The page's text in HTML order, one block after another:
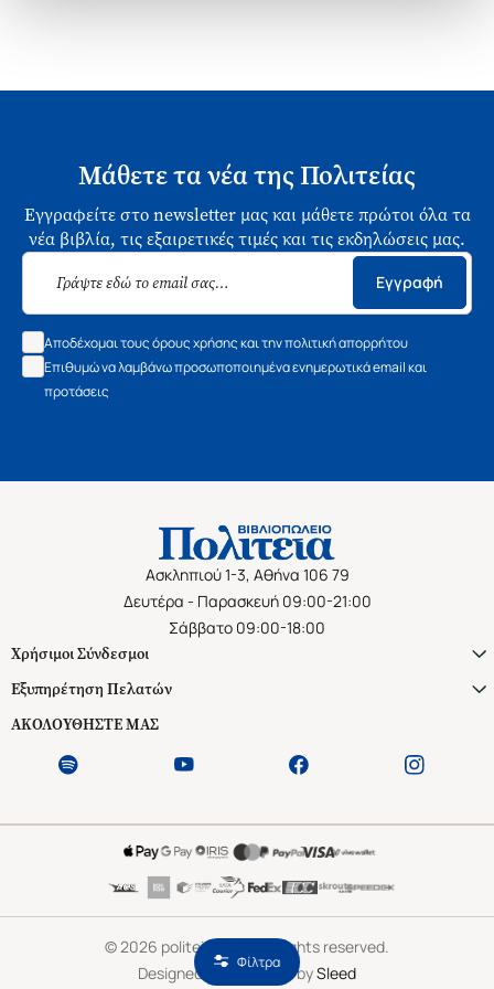
Φίλτρα
Μάθετε τα νέα της Πολιτείας
Εγγραφείτε στο newsletter μας και μάθετε πρώτοι όλα τα
νέα βιβλία, τις εξαιρετικές τιμές και τις εκδηλώσεις μας.
Εγγραφή
Αποδέχομαι τους όρους χρήσης και την πολιτική απορρήτου
Επιθυμώ να λαμβάνω προσωποποιημένα ενημερωτικά email και
προτάσεις
Ασκληπιού 1-3, Αθήνα 106 79
Δευτέρα - Παρασκευή 09:00-21:00
Σάββατο 09:00-18:00
Χρήσιμοι Σύνδεσμοι
Εξυπηρέτηση Πελατών
ΑΚΟΛΟΥΘΗΣΤΕ ΜΑΣ
© 2026 politeianet.gr All rights reserved.
Designed & Developed bySleed